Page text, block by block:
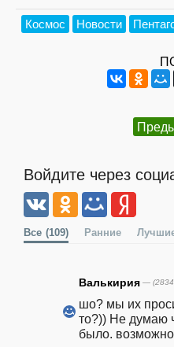
Космос Новости
Войдите через
Все (109) Ранние
Валькирия —
шо? мы их
то?)) Не думаю
было. возможно